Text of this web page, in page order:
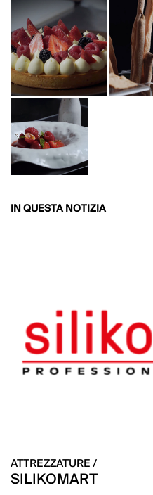
IN QUESTA NOTIZIA
ATTREZZATURE /
SILIKOMART